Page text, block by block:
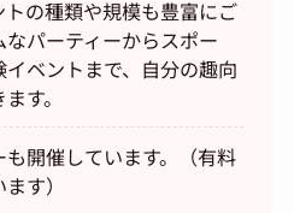
の種類や規模も豊富にご
パーティーからスポー
ベントまで、自分の趣向
す。
開催しています。（有料
す）